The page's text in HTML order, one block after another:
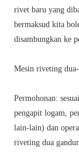
rivet baru yang
bermaksud kita
disambungkan ke
Mesin riveting
Permohonan:
pengapit logam,
lain-lain) dan
riveting dua